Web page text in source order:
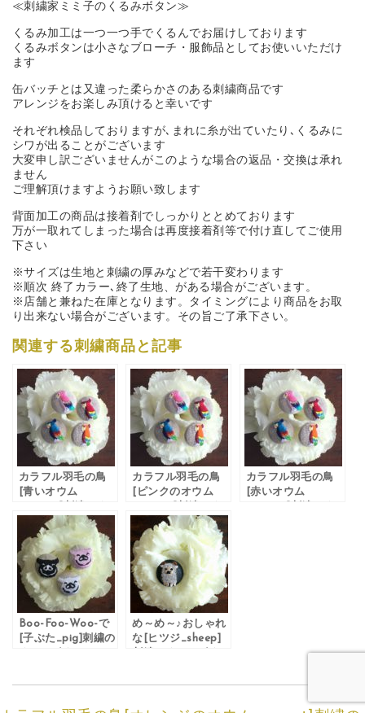
≪刺繍家ミミ子のくるみボタン≫
くるみ加工は一つ一つ手でくるんでお届けしております
くるみボタンは小さなブローチ・服飾品としてお使いいただけ
ます
缶バッチとは又違った柔らかさのある刺繍商品です
アレンジをお楽しみ頂けると幸いです
それぞれ検品しておりますが､まれに糸が出ていたり､くるみに
シワが出ることがございます
大変申し訳ございませんがこのような場合の返品・交換は承れ
ません
ご理解頂けますようお願い致します
背面加工の商品は接着剤でしっかりととめております
万が一取れてしまった場合は再度接着剤等で付け直してご使用
下さい
※サイズは生地と刺繍の厚みなどで若干変わります
※順次 終了カラー､終了生地、がある場合がございます。
※店舗と兼ねた在庫となります。タイミングにより商品をお取
り出来ない場合がございます。その旨ご了承下さい。
関連する刺繍商品と記事
カラフル羽毛の鳥
[青いオウム
るみボタン･ピン
カラフル羽毛の鳥
[ピンクのオウム
るみボタン
カラフル羽毛の鳥
[赤いオウム
Boo-Foo-Woo-で
[子ぶた_pig]刺繍の
め～め～♪おしゃれ
な[ヒツジ_sheep]